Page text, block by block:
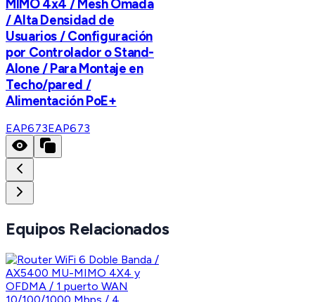
MIMO 4x4 / Mesh Omada
/ Alta Densidad de
Usuarios / Configuración
por Controlador o Stand-
Alone / Para Montaje en
Techo/pared /
Alimentación PoE+
EAP673EAP673
Equipos Relacionados